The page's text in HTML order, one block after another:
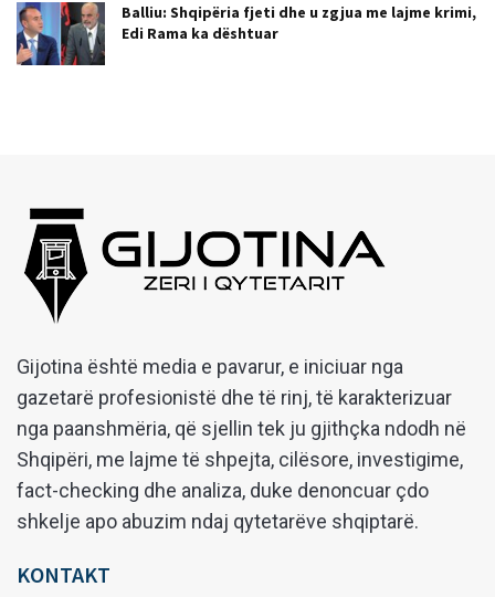
Balliu: Shqipëria fjeti dhe u zgjua me lajme krimi,
Edi Rama ka dështuar
Gijotina është media e pavarur, e iniciuar nga
gazetarë profesionistë dhe të rinj, të karakterizuar
nga paanshmëria, që sjellin tek ju gjithçka ndodh në
Shqipëri, me lajme të shpejta, cilësore, investigime,
fact-checking dhe analiza, duke denoncuar çdo
shkelje apo abuzim ndaj qytetarëve shqiptarë.
KONTAKT